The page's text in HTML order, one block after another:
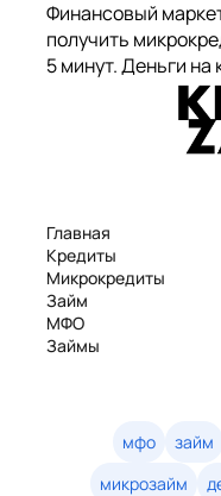
Финансовый
получить
5 минут. Деньги на
Главная
Кредиты
Микрокредиты
Займ
МФО
Займы
Займы онлайн
Денежные кредиты
мфо займ
микрозайм